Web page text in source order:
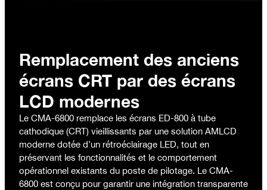
Remplacement des anciens
écrans CRT par des écrans
LCD modernes
Le CMA-6800 remplace les écrans ED-800 à tube
cathodique (CRT) vieillissants par une solution AMLCD
moderne dotée d’un rétroéclairage LED, tout en
préservant les fonctionnalités et le comportement
opérationnel existants du poste de pilotage. Le CMA-
6800 est conçu pour garantir une intégration transparente